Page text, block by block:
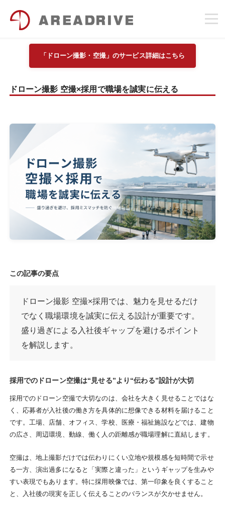
「ドローン撮影・空撮」のサービス詳細はこちら
ドローン撮影 空撮×採用で職場を誠実に伝える
この記事の要点
ドローン撮影 空撮×採用では、魅力を見せるだけ
でなく職場環境を誠実に伝える設計が重要です。
盛り過ぎによる入社後ギャップを避けるポイント
を解説します。
採用でのドローン空撮は“見せる”より“伝わる”設計が大切
採用でのドローン空撮で大切なのは、会社を大きく見せることではな
く、応募者が入社後の働き方を具体的に想像できる材料を届けること
です。工場、店舗、オフィス、学校、医療・福祉施設などでは、建物
の広さ、周辺環境、動線、働く人の距離感が職場理解に直結します。
空撮は、地上撮影だけでは伝わりにくい立地や規模感を短時間で示せ
る一方、演出過多になると「実際と違った」というギャップを生みや
すい表現でもあります。特に採用映像では、第一印象を良くすること
と、入社後の現実を正しく伝えることのバランスが欠かせません。